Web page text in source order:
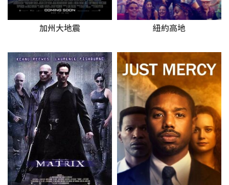
加州大地震 紐約高地